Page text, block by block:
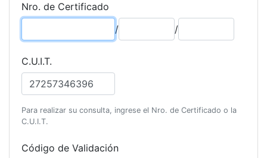
Nro. de Certificado
/
/
C.U.I.T.
Para realizar su consulta, ingrese el Nro. de Certificado o la
C.U.I.T.
Código de Validación